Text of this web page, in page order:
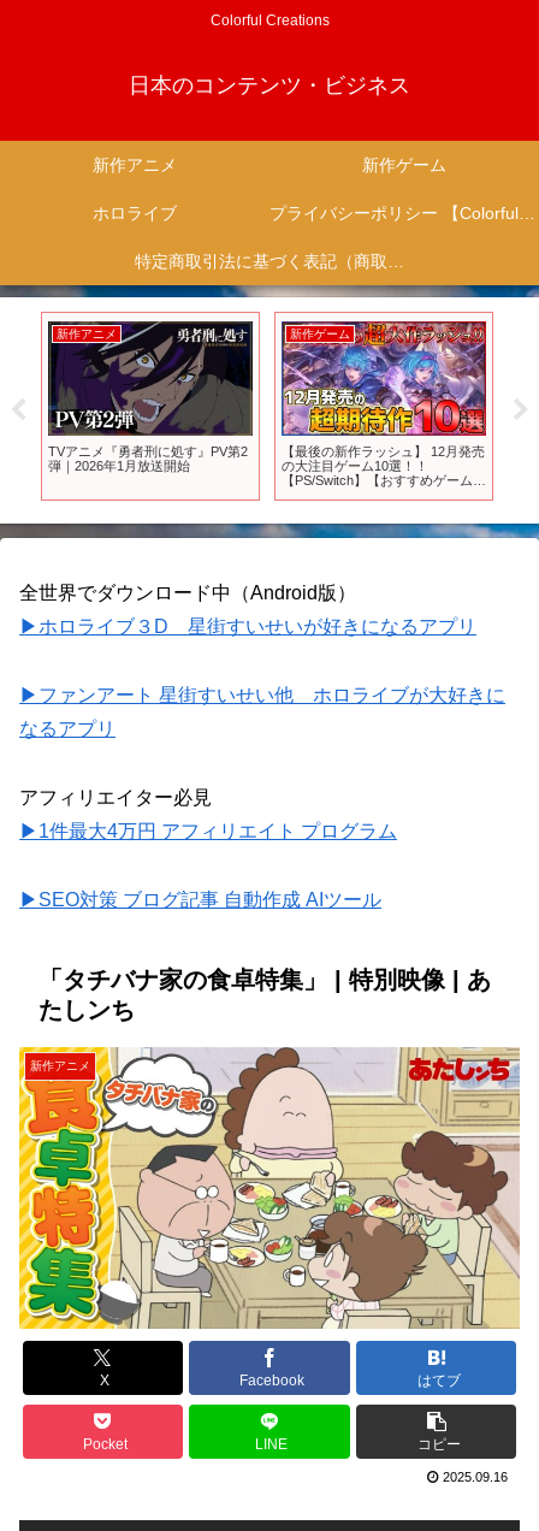
Colorful Creations
日本のコンテンツ・ビジネス
新作アニメ 新作ゲーム
ホロライブ プライバシーポリシー 【Colorful Creation】
特定商取引法に基づく表記（商取引に関する開示）
新作アニメ
TVアニメ『勇者刑に処す』PV第2
弾｜2026年1月放送開始
新作ゲーム
【最後の新作ラッシュ】 12月発売
の大注目ゲーム10選！！
【PS/Switch】【おすすめゲーム紹
全世界でダウンロード中（Android版）
▶ホロライブ３D 星街すいせいが好きになるアプリ
▶ファンアート 星街すいせい他 ホロライブが大好きに
なるアプリ
アフィリエイター必見
▶1件最大4万円 アフィリエイト プログラム
▶SEO対策 ブログ記事 自動作成 AIツール
「タチバナ家の食卓特集」 | 特別映像 | あ
たしンち
新作アニメ
X Facebook はてブ
Pocket LINE コピー
2025.09.16